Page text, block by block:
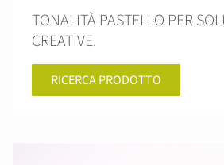
TONALITÀ PASTELLO PER
CREATIVE.
RICERCA PRODOTTO